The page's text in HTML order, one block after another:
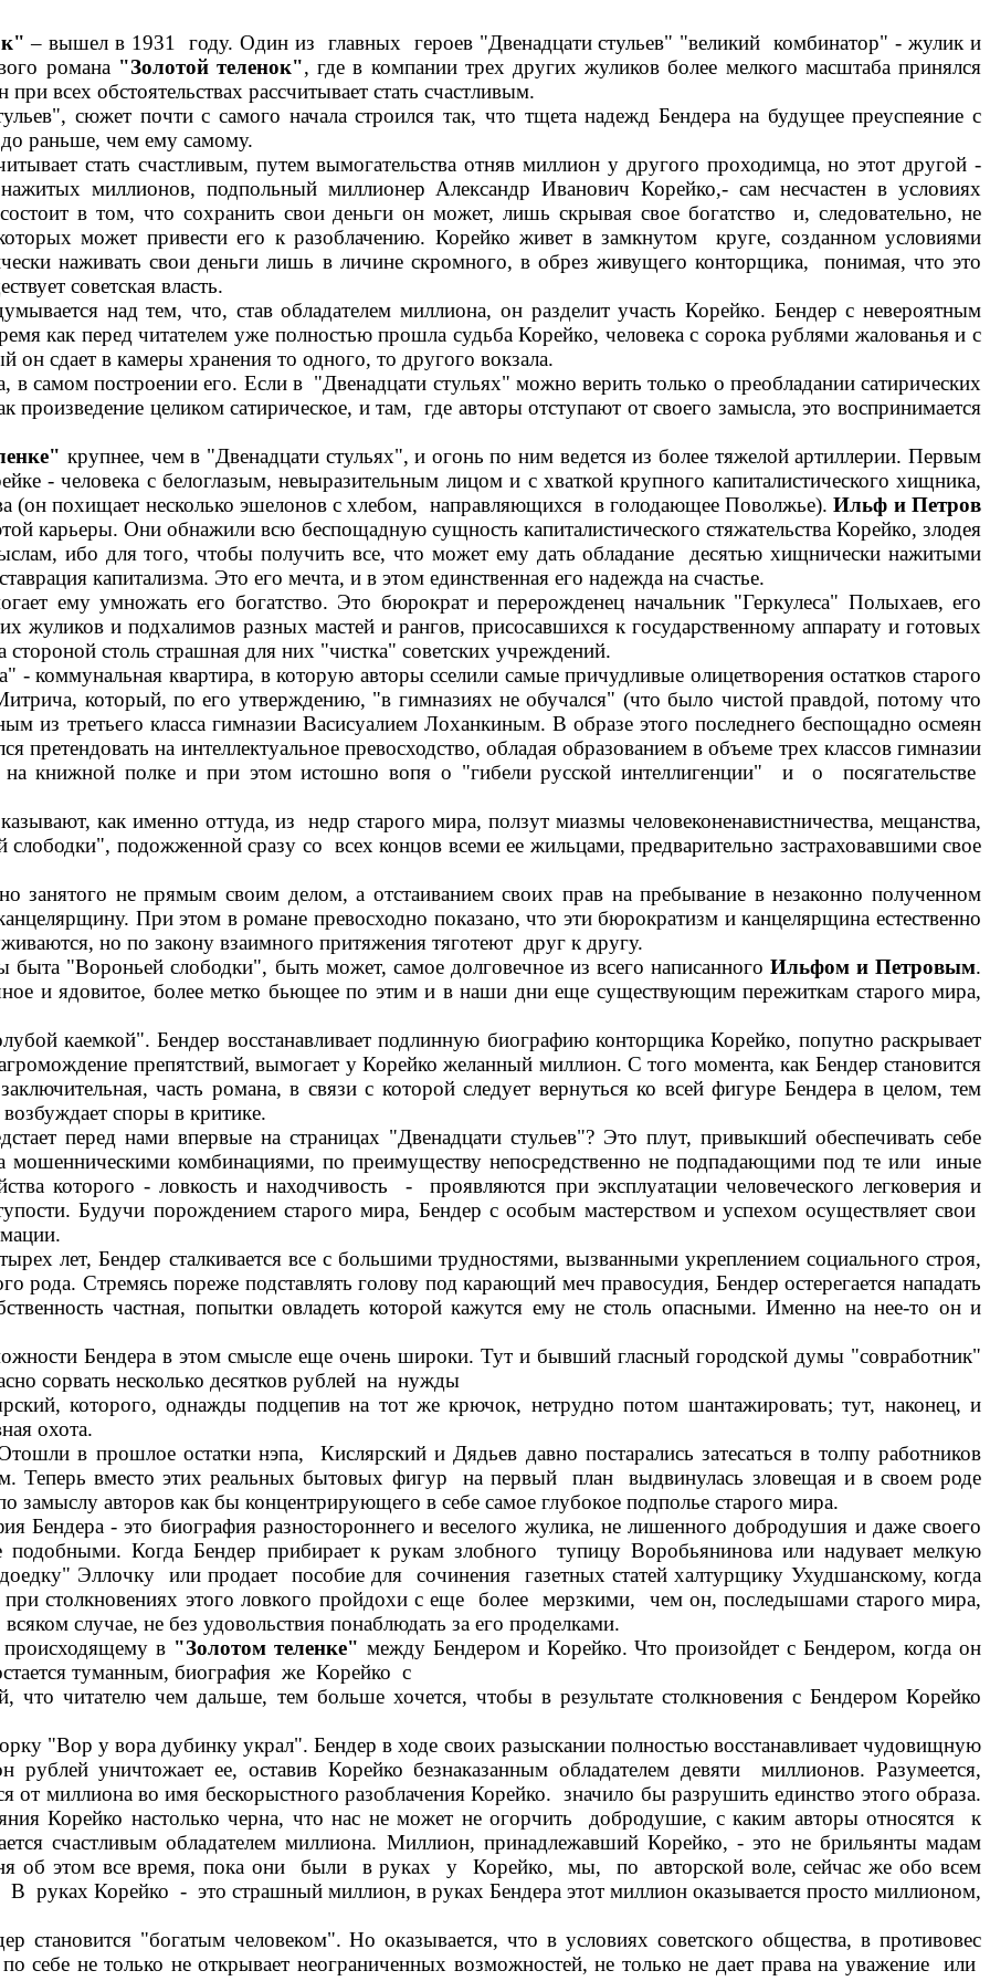
– вышел в 1931 году. Один из главных героев "Двенадцати стульев" "великий комбинатор" - жулик и
романа "Золотой теленок", где в компании трех других жуликов более мелкого масштаба принялся
всех обстоятельствах рассчитывает стать счастливым.
сюжет почти с самого начала строился так, что тщета надежд Бендера на будущее преуспеяние с
раньше, чем ему самому.
стать счастливым, путем вымогательства отняв миллион у другого проходимца, но этот другой -
миллионов, подпольный миллионер Александр Иванович Корейко,- сам несчастен в условиях
в том, что сохранить свои деньги он может, лишь скрывая свое богатство и, следовательно, не
может привести его к разоблачению. Корейко живет в замкнутом круге, созданном условиями
наживать свои деньги лишь в личине скромного, в обрез живущего конторщика, понимая, что это
советская власть.
над тем, что, став обладателем миллиона, он разделит участь Корейко. Бендер с невероятным
как перед читателем уже полностью прошла судьба Корейко, человека с сорока рублями жалованья и с
сдает в камеры хранения то одного, то другого вокзала.
в самом построении его. Если в "Двенадцати стульях" можно верить только о преобладании сатирических
произведение целиком сатирическое, и там, где авторы отступают от своего замысла, это воспринимается
крупнее, чем в "Двенадцати стульях", и огонь по ним ведется из более тяжелой артиллерии. Первым
- человека с белоглазым, невыразительным лицом и с хваткой крупного капиталистического хищника,
(он похищает несколько эшелонов с хлебом, направляющихся в голодающее Поволжье).Ильф и Петров
карьеры. Они обнажили всю беспощадную сущность капиталистического стяжательства Корейко, злодея
ибо для того, чтобы получить все, что может ему дать обладание десятью хищнически нажитыми
капитализма. Это его мечта, и в этом единственная его надежда на счастье.
ему умножать его богатство. Это бюрократ и перерожденец начальник "Геркулеса" Полыхаев, его
и подхалимов разных мастей и рангов, присосавшихся к государственному аппарату и готовых
столь страшная для них "чистка" советских учреждений.
- коммунальная квартира, в которую авторы сселили самые причудливые олицетворения остатков старого
который, по его утверждению, "в гимназиях не обучался" (что было чистой правдой, потому что
из третьего класса гимназии Васисуалием Лоханкиным. В образе этого последнего беспощадно осмеян
претендовать на интеллектуальное превосходство, обладая образованием в объеме трех классов гимназии
книжной полке и при этом истошно вопя о "гибели русской интеллигенции" и о посягательстве
как именно оттуда, из недр старого мира, ползут миазмы человеконенавистничества, мещанства,
подожженной сразу со всех концов всеми ее жильцами, предварительно застраховавшими свое
занятого не прямым своим делом, а отстаиванием своих прав на пребывание в незаконно полученном
При этом в романе превосходно показано, что эти бюрократизм и канцелярщина естественно
но по закону взаимного притяжения тяготеют друг к другу.
"Вороньей слободки", быть может, самое долговечное из всего написанного Ильфом и Петровым.
и ядовитое, более метко бьющее по этим и в наши дни еще существующим пережиткам старого мира,
каемкой". Бендер восстанавливает подлинную биографию конторщика Корейко, попутно раскрывает
препятствий, вымогает у Корейко желанный миллион. С того момента, как Бендер становится
часть романа, в связи с которой следует вернуться ко всей фигуре Бендера в целом, тем
споры в критике.
перед нами впервые на страницах "Двенадцати стульев"? Это плут, привыкший обеспечивать себе
мошенническими комбинациями, по преимуществу непосредственно не подпадающими под те или иные
которого - ловкость и находчивость - проявляются при эксплуатации человеческого легковерия и
Будучи порождением старого мира, Бендер с особым мастерством и успехом осуществляет свои
лет, Бендер сталкивается все с большими трудностями, вызванными укреплением социального строя,
рода. Стремясь пореже подставлять голову под карающий меч правосудия, Бендер остерегается нападать
частная, попытки овладеть которой кажутся ему не столь опасными. Именно на нее-то он и
Бендера в этом смысле еще очень широки. Тут и бывший гласный городской думы "совработник"
сорвать несколько десятков рублей на нужды
которого, однажды подцепив на тот же крючок, нетрудно потом шантажировать; тут, наконец, и
охота.
в прошлое остатки нэпа, Кислярский и Дядьев давно постарались затесаться в толпу работников
Теперь вместо этих реальных бытовых фигур на первый план выдвинулась зловещая и в своем роде
замыслу авторов как бы концентрирующего в себе самое глубокое подполье старого мира.
Бендера - это биография разностороннего и веселого жулика, не лишенного добродушия и даже своего
подобными. Когда Бендер прибирает к рукам злобного тупицу Воробьянинова или надувает мелкую
Эллочку или продает пособие для сочинения газетных статей халтурщику Ухудшанскому, когда
при столкновениях этого ловкого пройдохи с еще более мерзкими, чем он, последышами старого мира,
случае, не без удовольствия понаблюдать за его проделками.
в "Золотом теленке" между Бендером и Корейко. Что произойдет с Бендером, когда он
туманным, биография же Корейко с
что читателю чем дальше, тем больше хочется, чтобы в результате столкновения с Бендером Корейко
"Вор у вора дубинку украл". Бендер в ходе своих разыскании полностью восстанавливает чудовищную
уничтожает ее, оставив Корейко безнаказанным обладателем девяти миллионов. Разумеется,
от миллиона во имя бескорыстного разоблачения Корейко. значило бы разрушить единство этого образа.
Корейко настолько черна, что нас не может не огорчить добродушие, с каким авторы относятся к
счастливым обладателем миллиона. Миллион, принадлежавший Корейко, - это не брильянты мадам
об этом все время, пока они были в руках у Корейко, мы, по авторской воле, сейчас же обо всем
руках Корейко - это страшный миллион, в руках Бендера этот миллион оказывается просто миллионом,
становится "богатым человеком". Но оказывается, что в условиях советского общества, в противовес
себе не только не открываетнеограниченных возможностей, не только не дает права на уважение или